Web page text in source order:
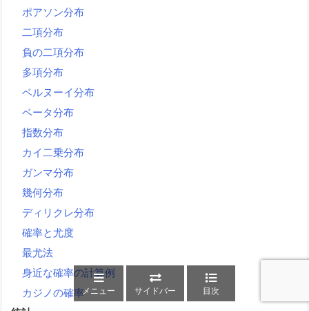
ポアソン分布
二項分布
負の二項分布
多項分布
ベルヌーイ分布
ベータ分布
指数分布
カイ二乗分布
ガンマ分布
幾何分布
ディリクレ分布
確率と尤度
最尤法
身近な確率の計算例
カジノの確率メニュー サイドバー 目次